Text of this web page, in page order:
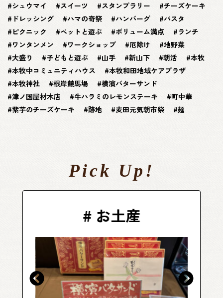
シュウマイ スイーツ スタンプラリー
チーズケーキ
ドレッシング
ハマの奇祭 ハンバーグ
パスタ
ピクニック
ペットと遊ぶ ボリューム満点
ランチ
ワンタンメン
ワークショップ 厄除け
地野菜
大盛り
子どもと遊ぶ 山手 新山下 朝活
本牧
本牧中コミュニティハウス
本牧和田地域ケアプラザ
本牧神社
根岸競馬場
横濱バターサンド
津ノ国屋材木店
牛ハラミのレモンステーキ
町中華
紫芋のチーズケーキ
跡地 麦田元気朝市祭 麺
Pick Up!
#餃子